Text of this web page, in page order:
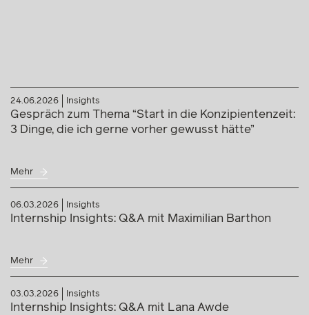
24.06.2026 Insights
Gespräch zum Thema “Start in die Konzipientenzeit:
3 Dinge, die ich gerne vorher gewusst hätte”
Mehr
06.03.2026 Insights
Internship Insights: Q&A mit Maximilian Barthon
Mehr
03.03.2026 Insights
Internship Insights: Q&A mit Lana Awde